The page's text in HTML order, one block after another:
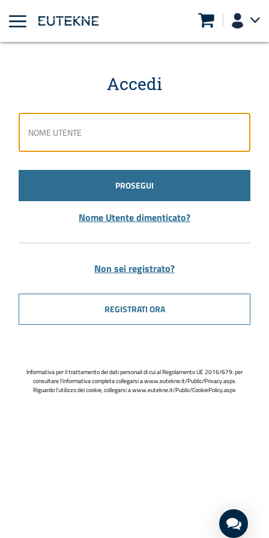
Accedi
PROSEGUI
Nome Utente dimenticato?
Non sei registrato?
REGISTRATI ORA
Informativa per il trattamento dei dati personali di cui al Regolamento UE 2016/679: per
consultare l'informativa completa collegarsi awww.eutekne.it/Public/Privacy.aspx.
Riguardo l'utilizzo dei cookie, collegarsi awww.eutekne.it/Public/CookiePolicy.aspx